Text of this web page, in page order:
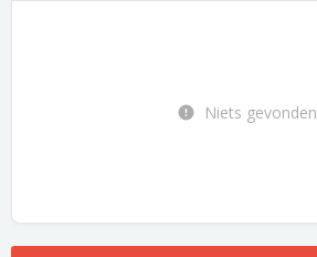
Niets gevonden